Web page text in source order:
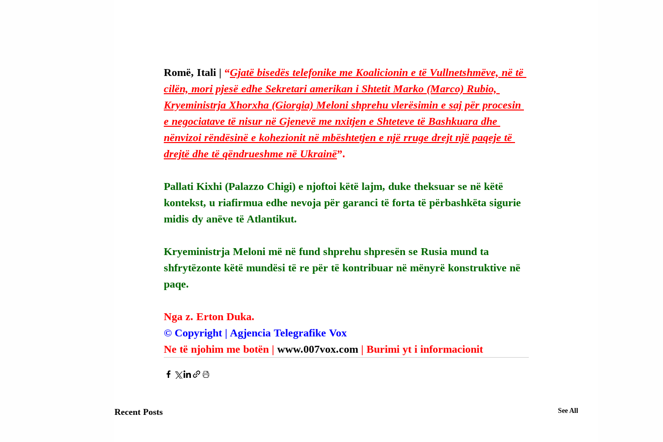
Romë, Itali | “Gjatë bisedës telefonike me Koalicionin e të Vullnetshmëve, në të
cilën, mori pjesë edhe Sekretari amerikan i Shtetit Marko (Marco) Rubio,
Kryeministrja Xhorxha (Giorgia) Meloni shprehu vlerësimin e saj për procesin
e negociatave të nisur në Gjenevë me nxitjen e Shteteve të Bashkuara dhe
nënvizoi rëndësinë e kohezionit në mbështetjen e një rruge drejt një paqeje të
drejtë dhe të qëndrueshme në Ukrainë”.
Pallati Kixhi (Palazzo Chigi) e njoftoi këtë lajm, duke theksuar se në këtë
kontekst, u riafirmua edhe nevoja për garanci të forta të përbashkëta sigurie
midis dy anëve të Atlantikut.
Kryeministrja Meloni më në fund shprehu shpresën se Rusia mund ta
shfrytëzonte këtë mundësi të re për të kontribuar në mënyrë konstruktive në
paqe.
Nga z. Erton Duka.
© Copyright | Agjencia Telegrafike Vox
Ne të njohim me botën | www.007vox.com | Burimi yt i informacionit
Recent Posts See All